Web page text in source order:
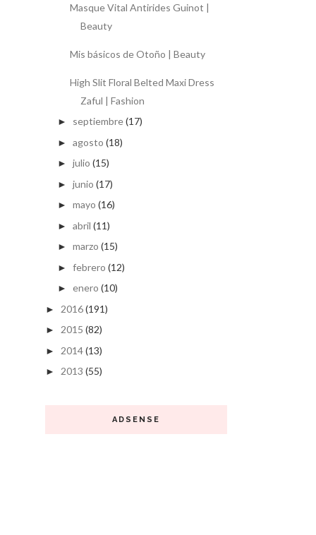
Masque Vital Antirides Guinot |
Beauty
Mis básicos de Otoño | Beauty
High Slit Floral Belted Maxi Dress
Zaful | Fashion
► septiembre(17)
► agosto (18)
► julio (15)
► junio (17)
► mayo (16)
► abril (11)
► marzo (15)
► febrero (12)
► enero (10)
► 2016(191)
► 2015 (82)
► 2014(13)
► 2013 (55)
ADSENSE